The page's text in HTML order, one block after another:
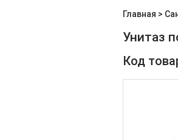
Главная >
Унитаз
Код